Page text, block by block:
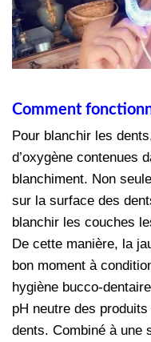
Comment
Pour blanchir les
d’oxygène contenues
blanchiment. Non
sur la surface des
blanchir les couches
De cette manière, la
bon moment à
hygiène bucco-
pH neutre des
dents. Combiné à une